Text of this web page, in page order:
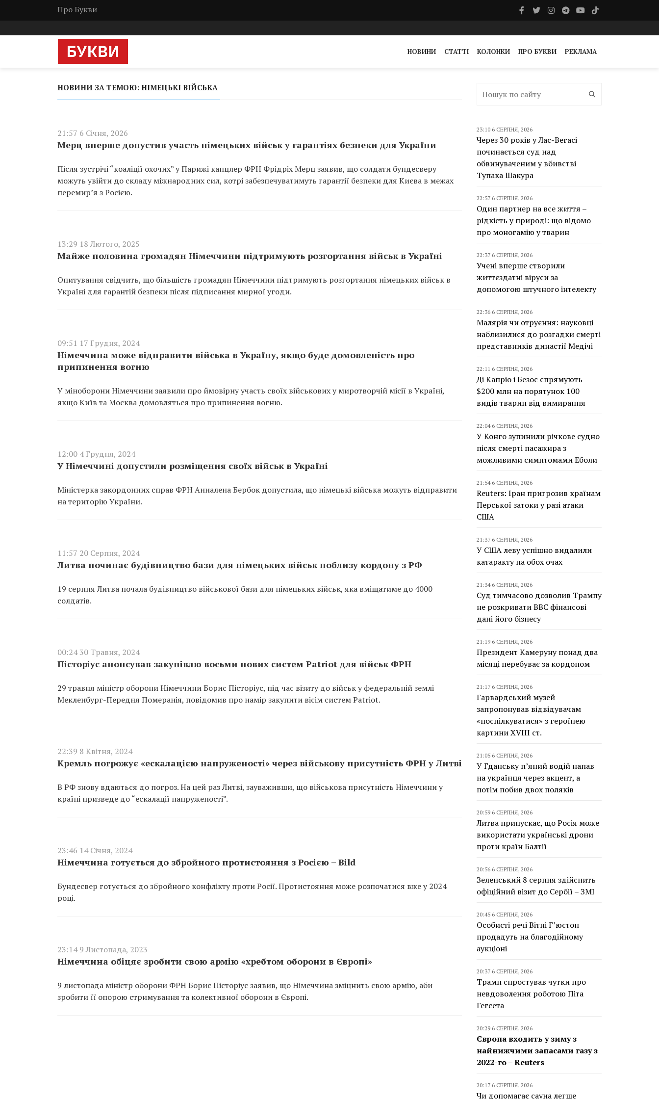
Про Букви
НОВИНИ СТАТТІ КОЛОНКИ ПРО БУКВИ РЕКЛАМА
НОВИНИ ЗА ТЕМОЮ: НІМЕЦЬКІ ВІЙСЬКА
21:57 6 Січня, 2026
Мерц вперше допустив участь німецьких військ у гарантіях безпеки для України
Після зустрічі “коаліції охочих” у Парижі канцлер ФРН Фрідріх Мерц заявив, що солдати бундесверу
можуть увійти до складу міжнародних сил, котрі забезпечуватимуть гарантії безпеки для Києва в межах
перемир’я з Росією.
13:29 18 Лютого, 2025
Майже половина громадян Німеччини підтримують розгортання військ в Україні
Опитування свідчить, що більшість громадян Німеччини підтримують розгортання німецьких військ в
Україні для гарантій безпеки після підписання мирної угоди.
09:51 17 Грудня, 2024
Німеччина може відправити війська в Україну, якщо буде домовленість про
припинення вогню
У міноборони Німеччини заявили про ймовірну участь своїх військових у миротворчій місії в Україні,
якщо Київ та Москва домовляться про припинення вогню.
12:00 4 Грудня, 2024
У Німеччині допустили розміщення своїх військ в Україні
Міністерка закордонних справ ФРН Анналена Бербок допустила, що німецькі війська можуть відправити
на територію України.
11:57 20 Серпня, 2024
Литва починає будівництво бази для німецьких військ поблизу кордону з РФ
19 серпня Литва почала будівництво військової бази для німецьких військ, яка вміщатиме до 4000
солдатів.
00:24 30 Травня, 2024
Пісторіус анонсував закупівлю восьми нових систем Patriot для військ ФРН
29 травня міністр оборони Німеччини Борис Пісторіус, під час візиту до військ у федеральній землі
Мекленбург-Передня Померанія, повідомив про намір закупити вісім систем Patriot.
22:39 8 Квітня, 2024
Кремль погрожує «ескалацією напруженості» через військову присутність ФРН у Литві
В РФ знову вдаються до погроз. На цей раз Литві, зауваживши, що військова присутність Німеччини у
країні призведе до “ескалації напруженості”.
23:46 14 Січня, 2024
Німеччина готується до збройного протистояння з Росією – Bild
Бундесвер готується до збройного конфлікту проти Росії. Протистояння може розпочатися вже у 2024
році.
23:14 9 Листопада, 2023
Німеччина обіцяє зробити свою армію «хребтом оборони в Європі»
9 листопада міністр оборони ФРН Борис Пісторіус заявив, що Німеччина зміцнить свою армію, аби
зробити її опорою стримування та колективної оборони в Європі.
23:10 6 СЕРПНЯ, 2026
Через 30 років у Лас-Вегасі
починається суд над
обвинуваченим у вбивстві
Тупака Шакура
22:57 6 СЕРПНЯ, 2026
Один партнер на все життя –
рідкість у природі: що відомо
про моногамію у тварин
22:37 6 СЕРПНЯ, 2026
Учені вперше створили
життєздатні віруси за
допомогою штучного інтелекту
22:36 6 СЕРПНЯ, 2026
Малярія чи отруєння: науковці
наблизилися до розгадки смерті
представників династії Медічі
22:11 6 СЕРПНЯ, 2026
Ді Капріо і Безос спрямують
$200 млн на порятунок 100
видів тварин від вимирання
22:04 6 СЕРПНЯ, 2026
У Конго зупинили річкове судно
після смерті пасажира з
можливими симптомами Еболи
21:54 6 СЕРПНЯ, 2026
Reuters: Іран пригрозив країнам
Перської затоки у разі атаки
США
21:37 6 СЕРПНЯ, 2026
У США леву успішно видалили
катаракту на обох очах
21:34 6 СЕРПНЯ, 2026
Суд тимчасово дозволив Трампу
не розкривати BBC фінансові
дані його бізнесу
21:19 6 СЕРПНЯ, 2026
Президент Камеруну понад два
місяці перебуває за кордоном
21:17 6 СЕРПНЯ, 2026
Гарвардський музей
запропонував відвідувачам
«поспілкуватися» з героїнею
картини XVIII ст.
21:05 6 СЕРПНЯ, 2026
У Гданську п’яний водій напав
на українця через акцент, а
потім побив двох поляків
20:59 6 СЕРПНЯ, 2026
Литва припускає, що Росія може
використати українські дрони
проти країн Балтії
20:56 6 СЕРПНЯ, 2026
Зеленський 8 серпня здійснить
офіційний візит до Сербії – ЗМІ
20:45 6 СЕРПНЯ, 2026
Особисті речі Вітні Г’юстон
продадуть на благодійному
аукціоні
20:37 6 СЕРПНЯ, 2026
Трамп спростував чутки про
невдоволення роботою Піта
Гегсета
20:29 6 СЕРПНЯ, 2026
Європа входить у зиму з
найнижчими запасами газу з
2022-го – Reuters
20:17 6 СЕРПНЯ, 2026
Чи допомагає сауна легше